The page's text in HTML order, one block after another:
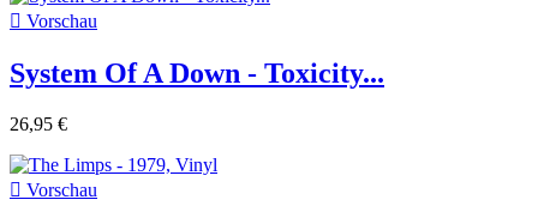
 Vorschau
System Of A Down - Toxicity...
26,95 €
 Vorschau